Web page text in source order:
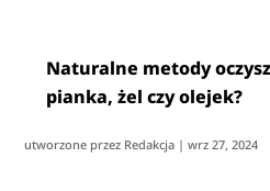
Naturalne metody
pianka, żel czy olejek?
utworzone przez Redakcja |wrz 27, 2024